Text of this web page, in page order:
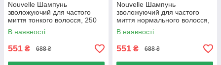
Nouvelle Шампунь
зволожуючий для частого
миття тонкого волосся, 250
мл
В наявності
551 ₴ 688 ₴
Nouvelle Шампунь
зволожуючий для частого
миття нормального волосся,
250 мл
В наявності
551 ₴ 688 ₴